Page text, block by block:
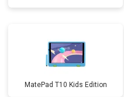
MatePad T10 Kids Edition